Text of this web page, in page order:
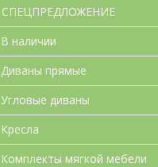
СПЕЦПРЕДЛОЖЕНИЕ
В наличии
Диваны прямые
Угловые диваны
Кресла
Комплекты мягкой мебели